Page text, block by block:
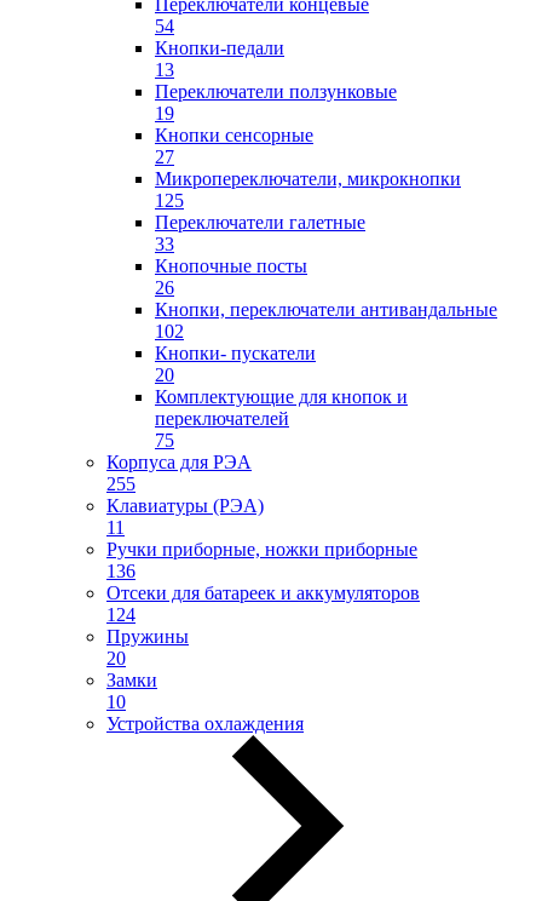
54
Кнопки-педали
13
Переключатели ползунковые
19
Кнопки сенсорные
27
Микропереключатели, микрокнопки
125
Переключатели галетные
33
Кнопочные посты
26
Кнопки, переключатели антивандальные
102
Кнопки- пускатели
20
Комплектующие для кнопок и
переключателей
75
Корпуса для РЭА
255
Клавиатуры (РЭА)
11
Ручки приборные, ножки приборные
136
Отсеки для батареек и аккумуляторов
124
Пружины
20
Замки
10
Устройства охлаждения